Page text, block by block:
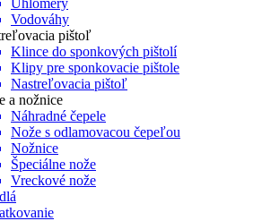
Uhlomery
Vodováhy
pištoľ
Klince do sponkových pištolí
Klipy pre sponkovacie pištole
Nastreľovacia pištoľ
a nožnice
Náhradné čepele
Nože s odlamovacou čepeľou
Nožnice
Špeciálne nože
Vreckové nože